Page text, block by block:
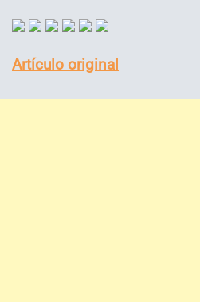
Artículo original